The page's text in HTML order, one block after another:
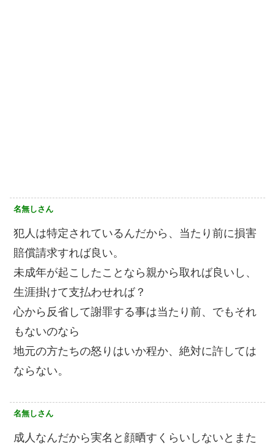
名無しさん
犯人は特定されているんだから、当たり前に損害
賠償請求すれば良い。
未成年が起こしたことなら親から取れば良いし、
生涯掛けて支払わせれば？
心から反省して謝罪する事は当たり前、でもそれ
もないのなら
地元の方たちの怒りはいか程か、絶対に許しては
ならない。
名無しさん
成人なんだから実名と顔晒すくらいしないとまた